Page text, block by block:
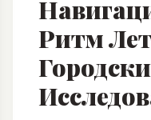
Умный
Вибро-